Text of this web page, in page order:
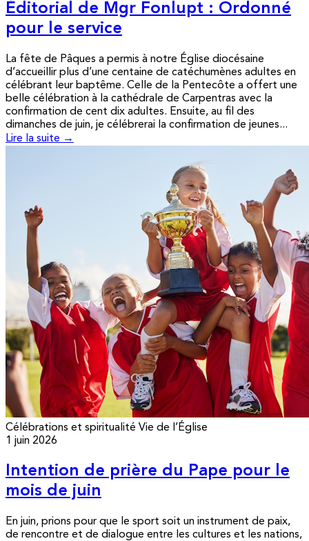
Éditorial de Mgr Fonlupt : Ordonné
pour le service
La fête de Pâques a permis à notre Église diocésaine
d’accueillir plus d’une centaine de catéchumènes adultes en
célébrant leur baptême. Celle de la Pentecôte a offert une
belle célébration à la cathédrale de Carpentras avec la
confirmation de cent dix adultes. Ensuite, au fil des
dimanches de juin, je célébrerai la confirmation de jeunes...
Lire la suite →
Célébrations et spiritualité Vie de l’Église
1 juin 2026
Intention de prière du Pape pour le
mois de juin
En juin, prions pour que le sport soit un instrument de paix,
de rencontre et de dialogue entre les cultures et les nations,